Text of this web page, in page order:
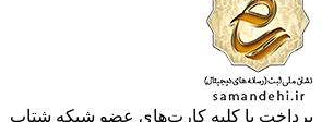
با کلیه کارت‌های عضو شبکه شتاب